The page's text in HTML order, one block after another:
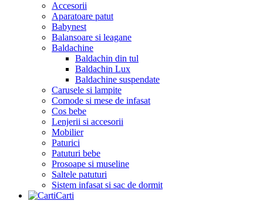
Accesorii
Aparatoare patut
Babynest
Balansoare si leagane
Baldachine
Baldachin din tul
Baldachin Lux
Baldachine suspendate
Carusele si lampite
Comode si mese de infasat
Cos bebe
Lenjerii si accesorii
Mobilier
Paturici
Patuturi bebe
Prosoape si museline
Saltele patuturi
Sistem infasat si sac de dormit
Carti